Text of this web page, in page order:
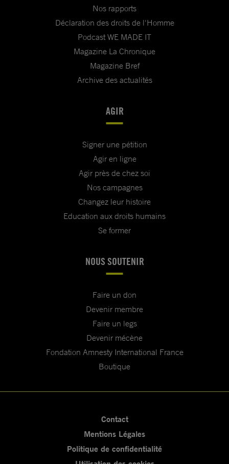
Nos rapports
Déclaration des droits de l'Homme
Podcast WE MADE IT
Magazine La Chronique
Magazine Bref
Archive des actualités
AGIR
Signer une pétition
Agir en ligne
Agir près de chez soi
Nos campagnes
Changez leur histoire
Education aux droits humains
Se former
NOUS SOUTENIR
Faire un don
Devenir membre
Faire un legs
Devenir mécène
Fondation Amnesty International France
Boutique
Contact
Mentions Légales
Politique de confidentialité